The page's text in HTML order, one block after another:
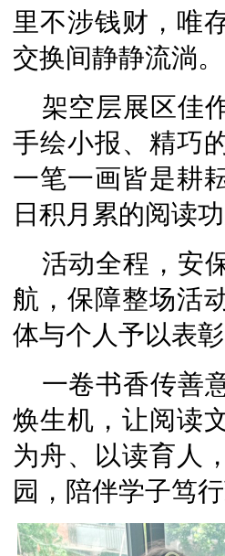
里不涉钱财，唯
交换间静静流淌。
架空层展区佳
手绘小报、精巧
一笔一画皆是耕
日积月累的阅读
活动全程，安
航，保障整场活
体与个人予以表
一卷书香传善
焕生机，让阅读
为舟、以读育人
园，陪伴学子笃